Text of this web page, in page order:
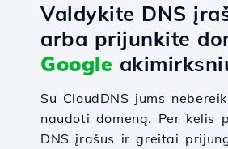
Valdykite DNS
arba prijunkite
Google
Su CloudDNS jums
naudoti domeną. Per kelis
DNS įrašus ir greitai